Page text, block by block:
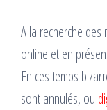
A la recherche des
online et en
En ces temps
sont annulés, ou